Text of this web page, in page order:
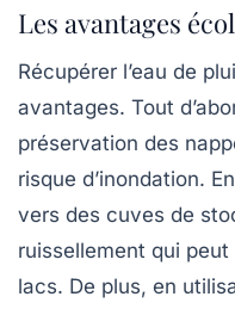
Les avantages
Récupérer l’eau de
avantages. Tout
préservation des
risque d’inondation.
vers des cuves de
ruissellement qui
lacs. De plus, en